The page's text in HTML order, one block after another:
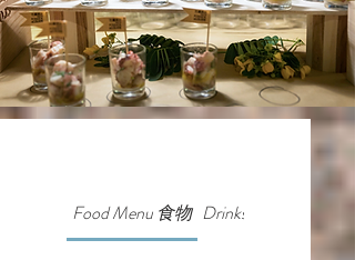
Food Menu 食物 Drinks Menu 飲品